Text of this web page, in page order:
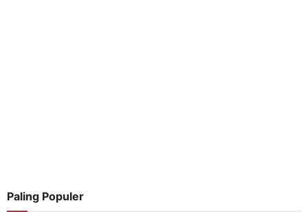
Paling Populer